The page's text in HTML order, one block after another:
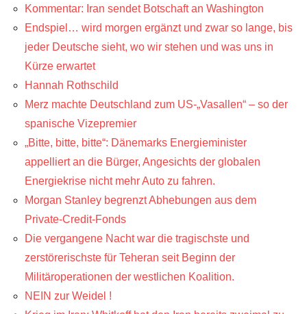
Kommentar: Iran sendet Botschaft an Washington
Endspiel… wird morgen ergänzt und zwar so lange, bis
jeder Deutsche sieht, wo wir stehen und was uns in
Kürze erwartet
Hannah Rothschild
Merz machte Deutschland zum US-„Vasallen“ – so der
spanische Vizepremier
„Bitte, bitte, bitte“: Dänemarks Energieminister
appelliert an die Bürger, Angesichts der globalen
Energiekrise nicht mehr Auto zu fahren.
Morgan Stanley begrenzt Abhebungen aus dem
Private-Credit-Fonds
Die vergangene Nacht war die tragischste und
zerstörerischste für Teheran seit Beginn der
Militäroperationen der westlichen Koalition.
NEIN zur Weidel !